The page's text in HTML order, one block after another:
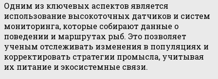
Одним из ключевых аспектов является
использование высокоточных датчиков и систем
мониторинга, которые собирают данные о
поведении и маршрутах рыб. Это позволяет
ученым отслеживать изменения в популяциях и
корректировать стратегии промысла, учитывая
их питание и экосистемные связи.